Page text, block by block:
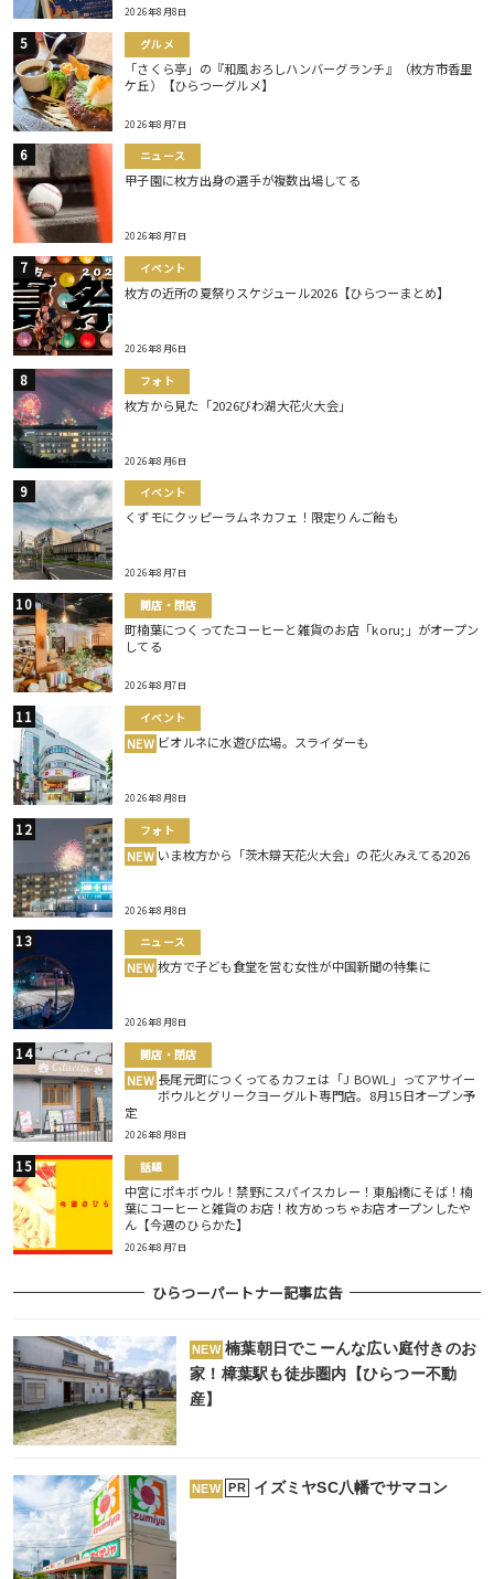
2026年8月8日
グルメ
「さくら亭」の『和風おろしハンバーグランチ』（枚方市香里
ケ丘）【ひらつーグルメ】
2026年8月7日
ニュース
甲子園に枚方出身の選手が複数出場してる
2026年8月7日
イベント
枚方の近所の夏祭りスケジュール2026【ひらつーまとめ】
2026年8月6日
フォト
枚方から見た「2026びわ湖大花火大会」
2026年8月6日
イベント
くずモにクッピーラムネカフェ！限定りんご飴も
2026年8月7日
開店・閉店
町楠葉につくってたコーヒーと雑貨のお店「koru;」がオープン
してる
2026年8月7日
イベント
NEW ビオルネに水遊び広場。スライダーも
2026年8月8日
フォト
NEW いま枚方から「茨木辯天花火大会」の花火みえてる2026
2026年8月8日
ニュース
NEW 枚方で子ども食堂を営む女性が中国新聞の特集に
2026年8月8日
開店・閉店
NEW 長尾元町につくってるカフェは「J BOWL」ってアサイー
ボウルとグリークヨーグルト専門店。8月15日オープン予
定
2026年8月8日
話題
中宮にポキボウル！禁野にスパイスカレー！東船橋にそば！楠
葉にコーヒーと雑貨のお店！枚方めっちゃお店オープンしたや
ん【今週のひらかた】
2026年8月7日
ひらつーパートナー記事広告
NEW 楠葉朝日でこーんな広い庭付きのお
家！樟葉駅も徒歩圏内【ひらつー不動
産】
NEW PR イズミヤSC八幡でサマコン